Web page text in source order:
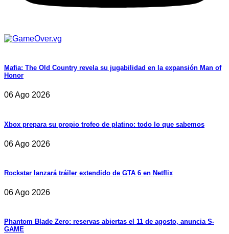
Mafia: The Old Country revela su jugabilidad en la expansión Man of
Honor
06 Ago 2026
Xbox prepara su propio trofeo de platino: todo lo que sabemos
06 Ago 2026
Rockstar lanzará tráiler extendido de GTA 6 en Netflix
06 Ago 2026
Phantom Blade Zero: reservas abiertas el 11 de agosto, anuncia S-
GAME